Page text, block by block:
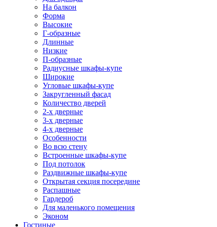
На балкон
Форма
Высокие
Г-образные
Длинные
Низкие
П-образные
Радиусные шкафы-купе
Широкие
Угловые шкафы-купе
Закругленный фасад
Количество дверей
2-х дверные
3-х дверные
4-х дверные
Особенности
Во всю стену
Встроенные шкафы-купе
Под потолок
Раздвижные шкафы-купе
Открытая секция посередине
Распашные
Гардероб
Для маленького помещения
Эконом
Гостиные